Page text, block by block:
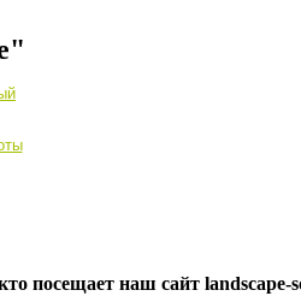
посещает наш сайт landscape-